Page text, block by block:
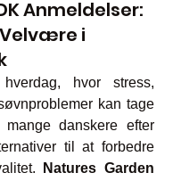
Anmeldelser:
i
hvor stress,
kan tage
danskere efter
til at forbedre
Natures Garden